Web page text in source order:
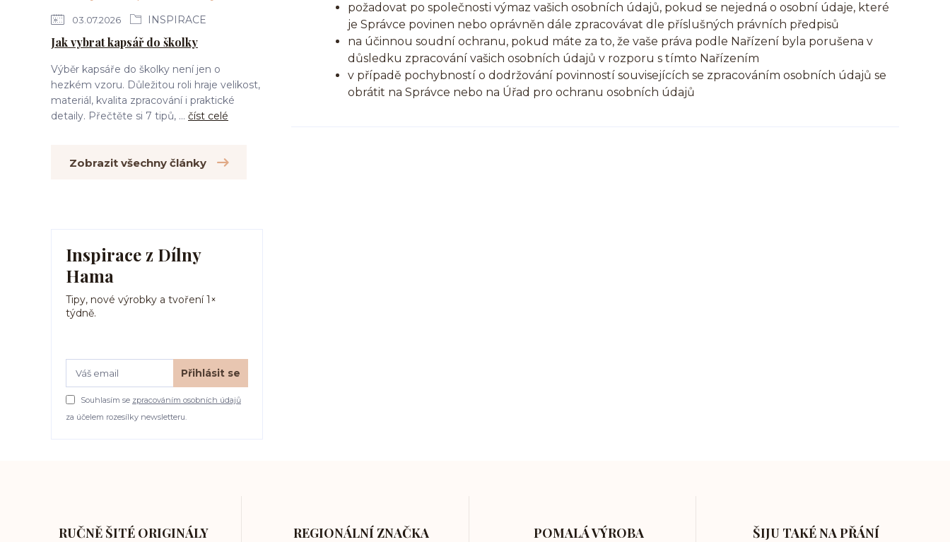
03.07.2026 INSPIRACE
Jak vybrat kapsář do školky
Výběr kapsáře do školky není jen o
hezkém vzoru. Důležitou roli hraje velikost,
materiál, kvalita zpracování i praktické
detaily. Přečtěte si 7 tipů, ... číst celé
Zobrazit všechny články
Inspirace z Dílny
Hama
Tipy, nové výrobky a tvoření 1×
týdně.
Přihlásit se
Souhlasím se zpracováním osobních údajů
za účelem rozesílky newsletteru.
požadovat po společnosti výmaz vašich osobních údajů, pokud se nejedná o osobní údaje, které
je Správce povinen nebo oprávněn dále zpracovávat dle příslušných právních předpisů
na účinnou soudní ochranu, pokud máte za to, že vaše práva podle Nařízení byla porušena v
důsledku zpracování vašich osobních údajů v rozporu s tímto Nařízením
v případě pochybností o dodržování povinností souvisejících se zpracováním osobních údajů se
obrátit na Správce nebo na Úřad pro ochranu osobních údajů
RUČNĚ ŠITÉ ORIGINÁLY REGIONÁLNÍ ZNAČKA POMALÁ VÝROBA ŠIJU TAKÉ NA PŘÁNÍ